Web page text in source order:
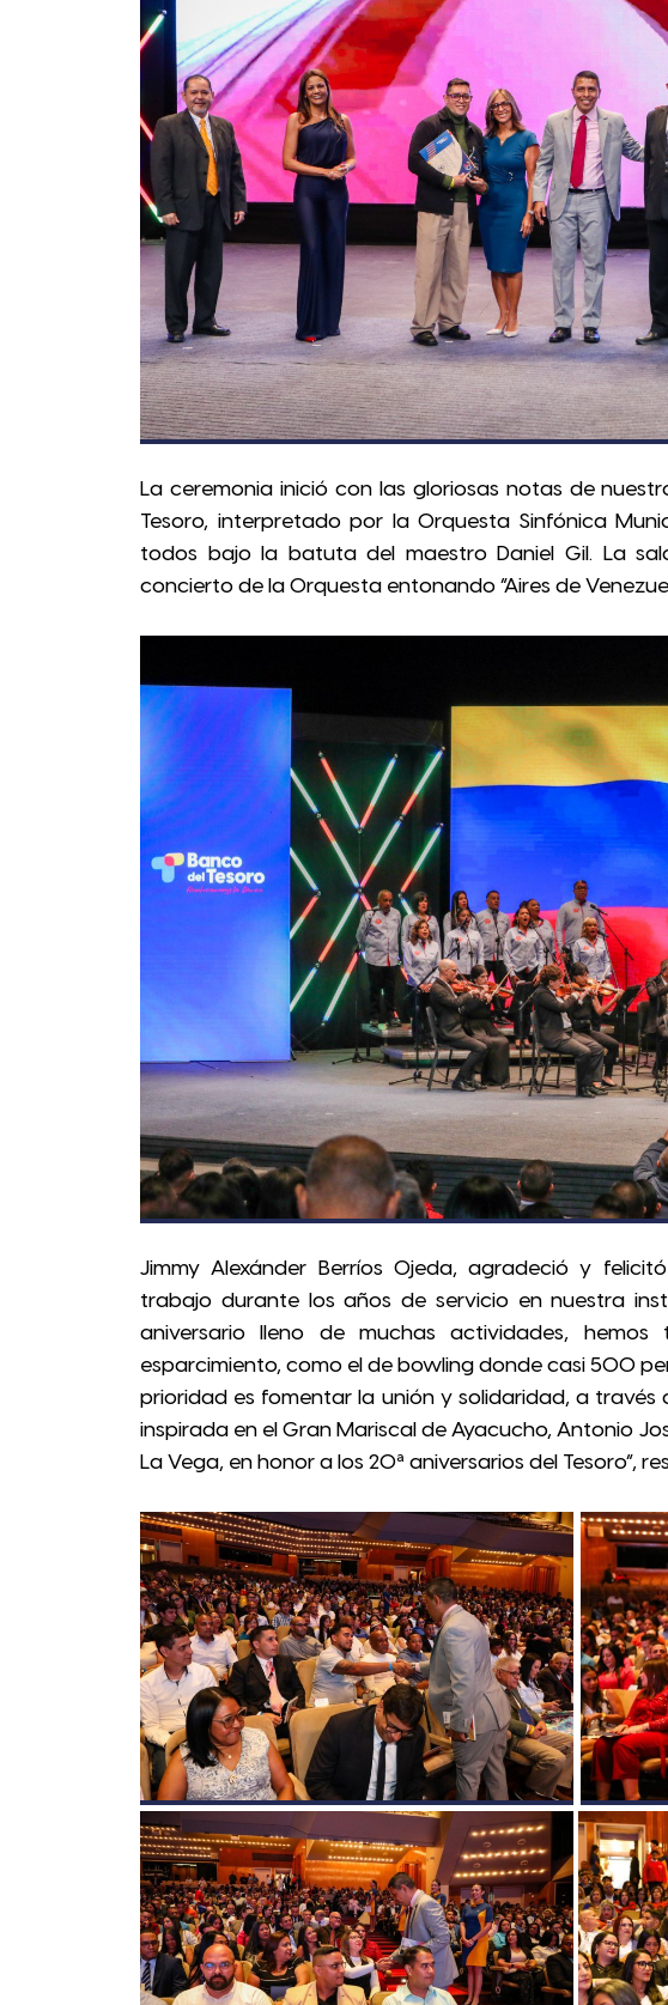
La ceremonia inició con las gloriosas notas de
Tesoro, interpretado por la Orquesta Sinfónica
todos bajo la batuta del maestro Daniel Gil. La
concierto de la Orquesta entonando “Aires de
Jimmy Alexánder Berríos Ojeda, agradeció y
trabajo durante los años de servicio en nuestra
aniversario lleno de muchas actividades, hemos
esparcimiento, como el de bowling donde casi 500
prioridad es fomentar la unión y solidaridad, a través
inspirada en el Gran Mariscal de Ayacucho, Antonio
La Vega, en honor a los 20ª aniversarios del Tesoro”,